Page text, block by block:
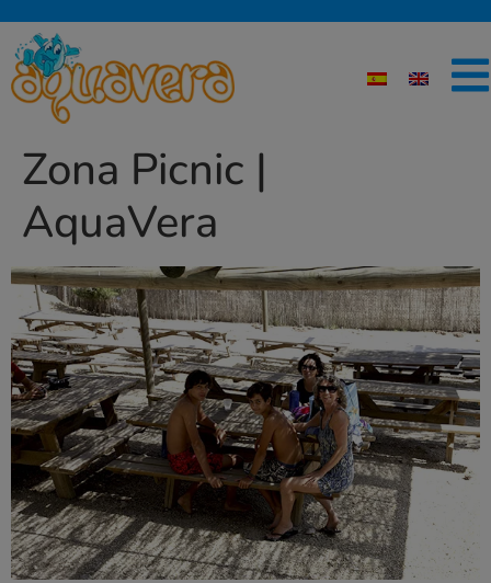
Zona Picnic |
AquaVera